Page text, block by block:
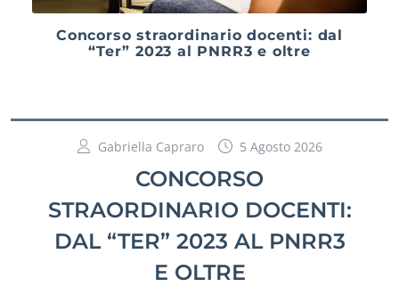
Concorso straordinario docenti: dal
“Ter” 2023 al PNRR3 e oltre
Gabriella Capraro 5 Agosto 2026
CONCORSO
STRAORDINARIO DOCENTI:
DAL “TER” 2023 AL PNRR3
E OLTRE